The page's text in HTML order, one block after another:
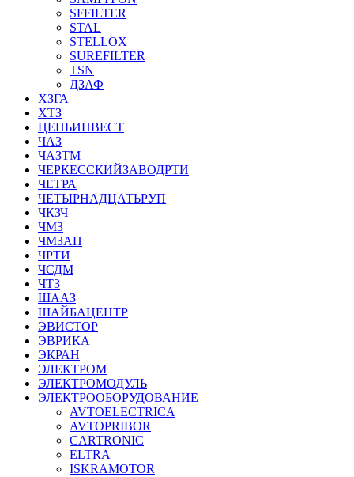
SFFILTER
STAL
STELLOX
SUREFILTER
TSN
ДЗАФ
ХЗГА
ХТЗ
ЦЕПЬИНВЕСТ
ЧАЗ
ЧАЗТМ
ЧЕРКЕССКИЙЗАВОДРТИ
ЧЕТРА
ЧЕТЫРНАДЦАТЬРУП
ЧКЗЧ
ЧМЗ
ЧМЗАП
ЧРТИ
ЧСДМ
ЧТЗ
ШААЗ
ШАЙБАЦЕНТР
ЭВИСТОР
ЭВРИКА
ЭКРАН
ЭЛЕКТРОМ
ЭЛЕКТРОМОДУЛЬ
ЭЛЕКТРООБОРУДОВАНИЕ
AVTOELECTRICA
AVTOPRIBOR
CARTRONIC
ELTRA
ISKRAMOTOR